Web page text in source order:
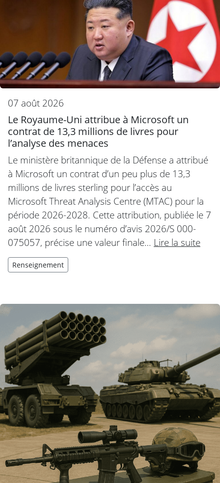
07 août 2026
Le Royaume-Uni attribue à Microsoft un
contrat de 13,3 millions de livres pour
l’analyse des menaces
Le ministère britannique de la Défense a attribué
à Microsoft un contrat d’un peu plus de 13,3
millions de livres sterling pour l’accès au
Microsoft Threat Analysis Centre (MTAC) pour la
période 2026-2028. Cette attribution, publiée le 7
août 2026 sous le numéro d’avis 2026/S 000-
075057, précise une valeur finale… Lire la suite
Renseignement